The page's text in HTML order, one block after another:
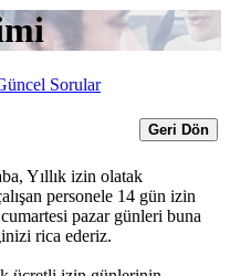
Sorular
Geri Dön
Yıllık izin olatak
personele 14 gün izin
pazar günleri buna
rica ederiz.